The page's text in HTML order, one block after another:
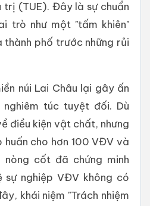
(TUE). Đây là sự chuẩn
trò như một "tấm khiên"
phố trước những rủi
núi Lai Châu lại gây ấn
túc tuyệt đối. Dù
điều kiện vật chất, nhưng
cho hơn 100 VĐV và
cốt đã chứng minh
nghiệp VĐV không có
khái niệm "Trách nhiệm